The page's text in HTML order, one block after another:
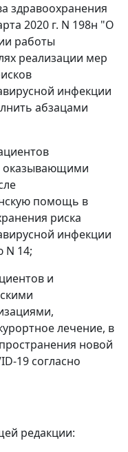
здравоохранения
2020 г. N 198н "О
работы
реализации мер
инфекции
абзацами
оказывающими
помощь в
риска
инфекции
N 14;
и
лечение, в
новой
19 согласно
редакции: